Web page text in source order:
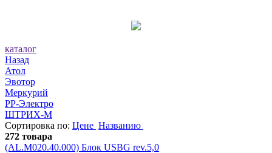
каталог
Назад
Атол
Эвотор
Меркурий
РР-Электро
ШТРИХ-М
Сортировка по: Цене Названию
272 товара
(AL.M020.40.000) Блок USBG rev.5,0